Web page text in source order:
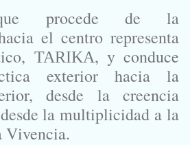
procede de la
el centro representa
TARIKA, y conduce
exterior hacia la
desde la creencia
la multiplicidad a la
Vivencia.